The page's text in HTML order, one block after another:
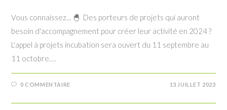
Vous connaissez... 🐣 Des porteurs de projets qui auront
besoin d'accompagnement pour créer leur activité en 2024 ?
L'appel à projets incubation sera ouvert du 11 septembre au
11 octobre.…
0 COMMENTAIRE 13 JUILLET 2023